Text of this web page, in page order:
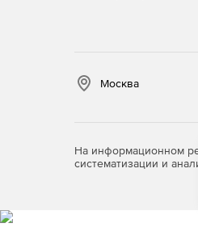
Москва
На информационном
систематизации и